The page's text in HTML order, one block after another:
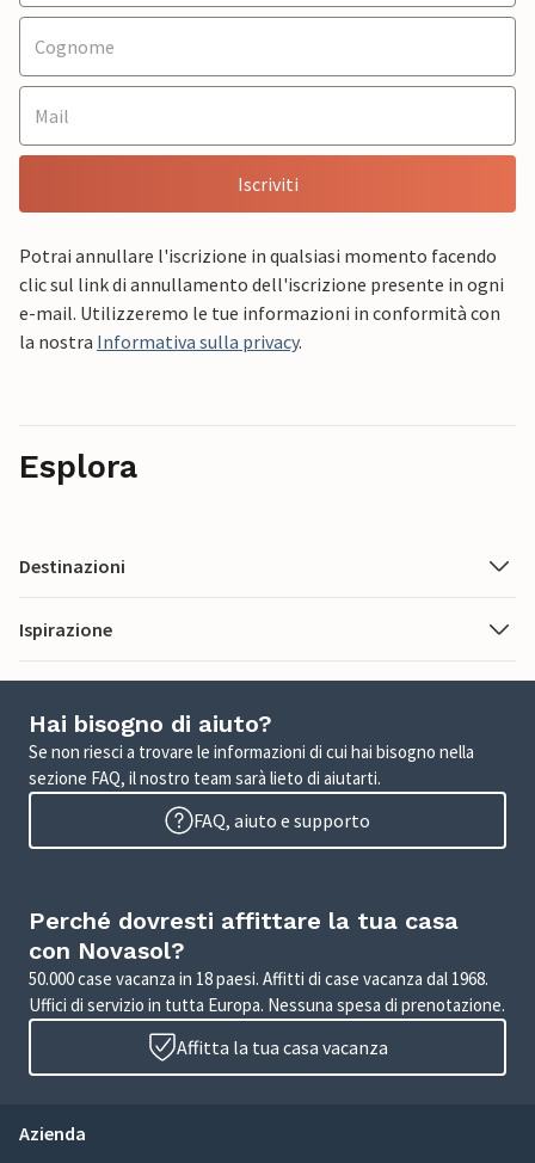
Iscriviti
Potrai annullare l'iscrizione in qualsiasi momento facendo
clic sul link di annullamento dell'iscrizione presente in ogni
e-mail. Utilizzeremo le tue informazioni in conformità con
la nostra Informativa sulla privacy.
Esplora
Destinazioni
Ispirazione
Hai bisogno di aiuto?
Se non riesci a trovare le informazioni di cui hai bisogno nella
sezione FAQ, il nostro team sarà lieto di aiutarti.
FAQ, aiuto e supporto
Perché dovresti affittare la tua casa
con Novasol?
50.000 case vacanza in 18 paesi. Affitti di case vacanza dal 1968.
Uffici di servizio in tutta Europa. Nessuna spesa di prenotazione.
Affitta la tua casa vacanza
Azienda